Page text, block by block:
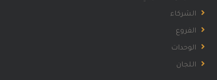
الشركاء
الفروع
الوحدات
اللجان